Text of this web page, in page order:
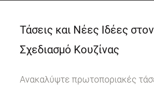
Τάσεις και Νέες Ιδέες στον
Σχεδιασμό Κουζίνας
Ανακαλύψτε πρωτοποριακές